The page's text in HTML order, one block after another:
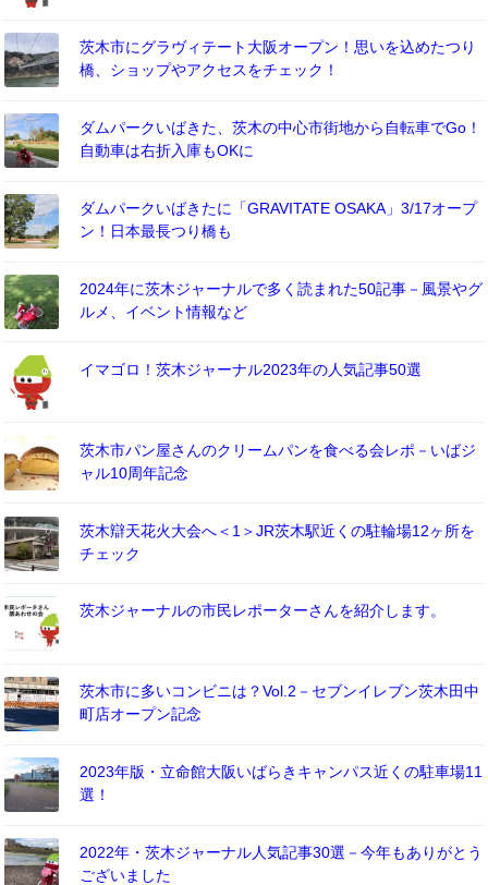
茨木市にグラヴィテート大阪オープン！思いを込めたつり
橋、ショップやアクセスをチェック！
ダムパークいばきた、茨木の中心市街地から自転車でGo！
自動車は右折入庫もOKに
ダムパークいばきたに「GRAVITATE OSAKA」3/17オープ
ン！日本最長つり橋も
2024年に茨木ジャーナルで多く読まれた50記事－風景やグ
ルメ、イベント情報など
イマゴロ！茨木ジャーナル2023年の人気記事50選
茨木市パン屋さんのクリームパンを食べる会レポ－いばジ
ャル10周年記念
茨木辯天花火大会へ＜1＞JR茨木駅近くの駐輪場12ヶ所を
チェック
茨木ジャーナルの市民レポーターさんを紹介します。
茨木市に多いコンビニは？Vol.2－セブンイレブン茨木田中
町店オープン記念
2023年版・立命館大阪いばらきキャンパス近くの駐車場11
選！
2022年・茨木ジャーナル人気記事30選－今年もありがとう
ございました